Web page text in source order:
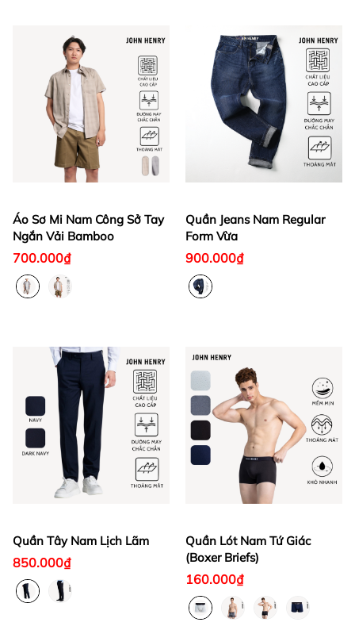
Áo Sơ Mi Nam Công Sở Tay
Ngắn Vải Bamboo
700.000₫
Quần Jeans Nam Regular
Form Vừa
900.000₫
Quần Tây Nam Lịch Lãm
850.000₫
Quần Lót Nam Tứ Giác
(Boxer Briefs)
160.000₫